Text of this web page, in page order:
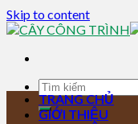
Skip to content
TRANG CHỦ
GIỚI THIỆU